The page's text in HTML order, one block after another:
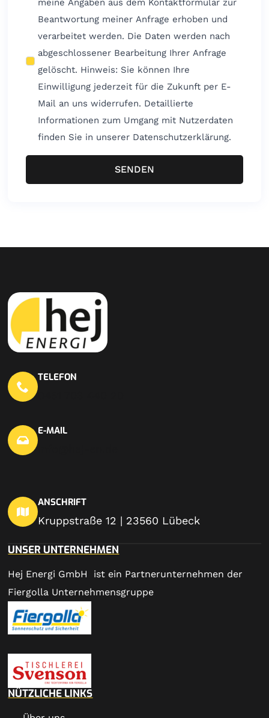
meine Angaben aus dem Kontaktformular zur
Beantwortung meiner Anfrage erhoben und
verarbeitet werden. Die Daten werden nach
abgeschlossener Bearbeitung Ihrer Anfrage
gelöscht. Hinweis: Sie können Ihre
Einwilligung jederzeit für die Zukunft per E-
Mail an uns widerrufen. Detaillierte
Informationen zum Umgang mit Nutzerdaten
finden Sie in unserer Datenschutzerklärung.
SENDEN
TELEFON
E-MAIL
ANSCHRIFT
Kruppstraße 12 | 23560 Lübeck
UNSER UNTERNEHMEN
Hej Energi GmbH ist ein Partnerunternehmen der
Fiergolla Unternehmensgruppe
NÜTZLICHE LINKS